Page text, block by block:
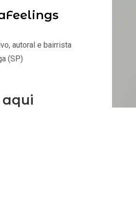
autoral e bairrista
(SP)
aqui